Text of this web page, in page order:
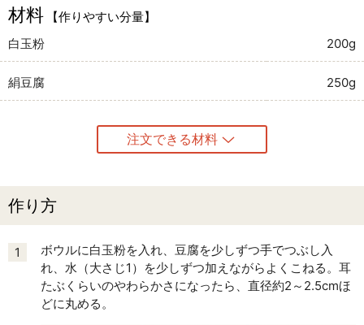
材料
【作りやすい分量】
白玉粉
200g
絹豆腐 250g
注文できる材料
作り方
1
ボウルに白玉粉を入れ、豆腐を少しずつ手でつぶし入
れ、水（大さじ1）を少しずつ加えながらよくこねる。耳
たぶくらいのやわらかさになったら、直径約2～2.5cmほ
どに丸める。